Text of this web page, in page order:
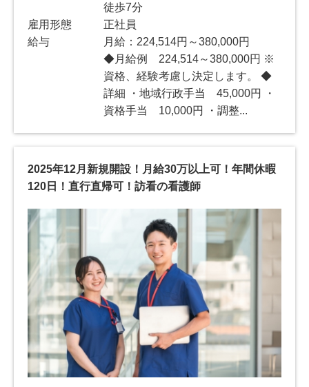
徒歩7分
雇用形態
正社員
給与
月給：224,514円～380,000円
◆月給例 224,514～380,000円 ※
資格、経験考慮し決定します。 ◆
詳細 ・地域行政手当 45,000円 ・
資格手当 10,000円 ・調整...
2025年12月新規開設！月給30万以上可！年間休暇
120日！直行直帰可！訪看の看護師